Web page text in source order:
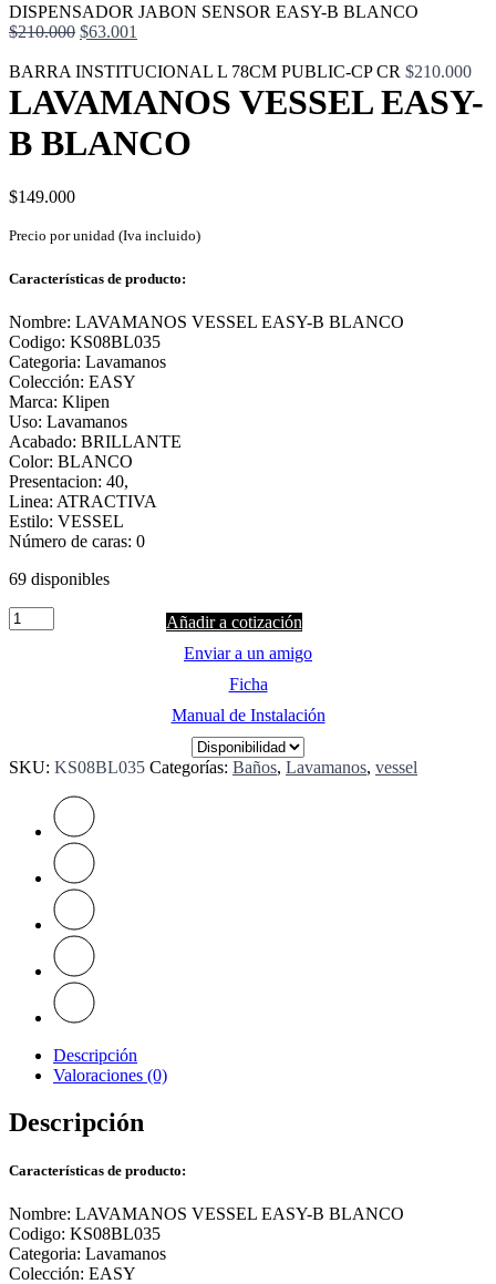
DISPENSADOR JABON SENSOR EASY-B BLANCO
$210.000 El
original
era:
$210.000.
$63.001
actual
es:
$63.001.
BARRA INSTITUCIONAL L 78CM PUBLIC-CP CR $210.000
LAVAMANOS VESSEL EASY-
B BLANCO
$149.000
Precio por unidad (Iva incluido)
Características de producto:
Nombre: LAVAMANOS VESSEL EASY-B BLANCO
Codigo: KS08BL035
Categoria: Lavamanos
Colección: EASY
Marca: Klipen
Uso: Lavamanos
Acabado: BRILLANTE
Color: BLANCO
Presentacion: 40,
Linea: ATRACTIVA
Estilo: VESSEL
Número de caras: 0
69 disponibles
Quantity
Añadir a cotización
Enviar a un amigo
Ficha
Manual de Instalación
SKU: KS08BL035 Categorías: Baños, Lavamanos, vessel
Descripción
Valoraciones (0)
Descripción
Características de producto:
Nombre: LAVAMANOS VESSEL EASY-B BLANCO
Codigo: KS08BL035
Categoria: Lavamanos
Colección: EASY